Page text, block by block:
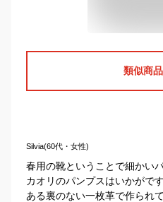
類似商
Silvia(60代・女性)
春用の靴ということで細かい
カオリのパンプスはいかがで
ある裏のない一枚革で作られ